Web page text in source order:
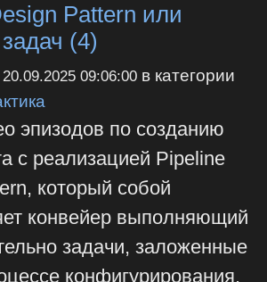
Pattern или
(4)
20.09.2025 09:06:00в категории
эпизодов по созданию
с реализацией Pipeline
который собой
конвейер выполняющий
задачи, заложенные
конфигурирования.